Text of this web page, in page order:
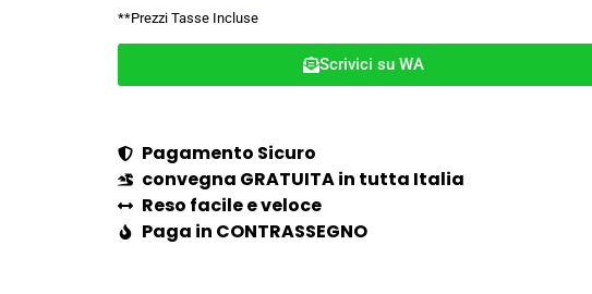
**Prezzi Tasse Incluse
Scrivici su WA
Pagamento Sicuro
convegna GRATUITA in tutta Italia
Reso facile e veloce
Paga in CONTRASSEGNO